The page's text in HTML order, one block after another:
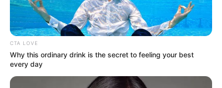
CTA LOVE
Why this ordinary drink is the secret to feeling your best
every day